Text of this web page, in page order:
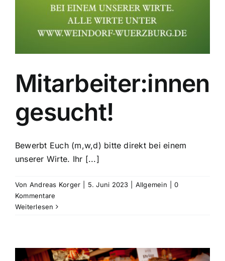
Mitarbeiter:innen
gesucht!
Bewerbt Euch (m,w,d) bitte direkt bei einem
unserer Wirte. Ihr [...]
Von Andreas Korger 5. Juni 2023 Allgemein
0
Kommentare
Weiterlesen